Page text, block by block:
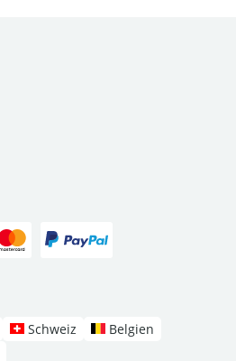
Schweiz
Belgien